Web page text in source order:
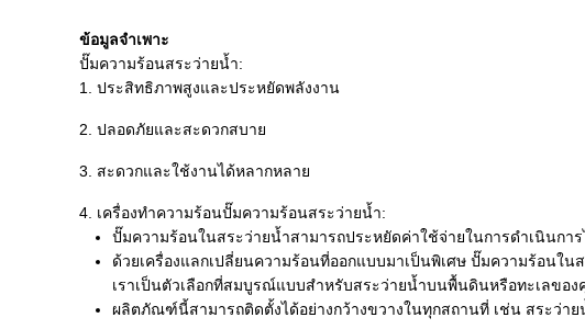
ข้อมูลจำเพาะ
ปั๊มความร้อนสระว่ายน้ำ:
1. ประสิทธิภาพสูงและประหยัดพลังงาน
2. ปลอดภัยและสะดวกสบาย
3. สะดวกและใช้งานได้หลากหลาย
4. เครื่องทำความร้อนปั๊มความร้อนสระว่ายน้ำ:
ปั๊มความร้อนในสระว่ายน้ำสามารถประหยัดค่าใช้จ่ายในการดำเนินก
ด้วยเครื่องแลกเปลี่ยนความร้อนที่ออกแบบมาเป็นพิเศษ ปั๊มความร้อน
เราเป็นตัวเลือกที่สมบูรณ์แบบสำหรับสระว่ายน้ำบนพื้นดินหรือทะเลขอ
ผลิตภัณฑ์นี้สามารถติดตั้งได้อย่างกว้างขวางในทุกสถานที่ เช่น สระว่